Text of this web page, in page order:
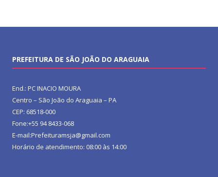
PREFEITURA DE SÃO JOÃO DO ARAGUAIA
End.: PC INACIO MOURA
Centro – São João do Araguaia – PA
CEP: 68518-000
Fone:+55 94 8433-068
E-mail:Prefeituramsja@gmail.com
Horário de atendimento: 08:00 às 14:00